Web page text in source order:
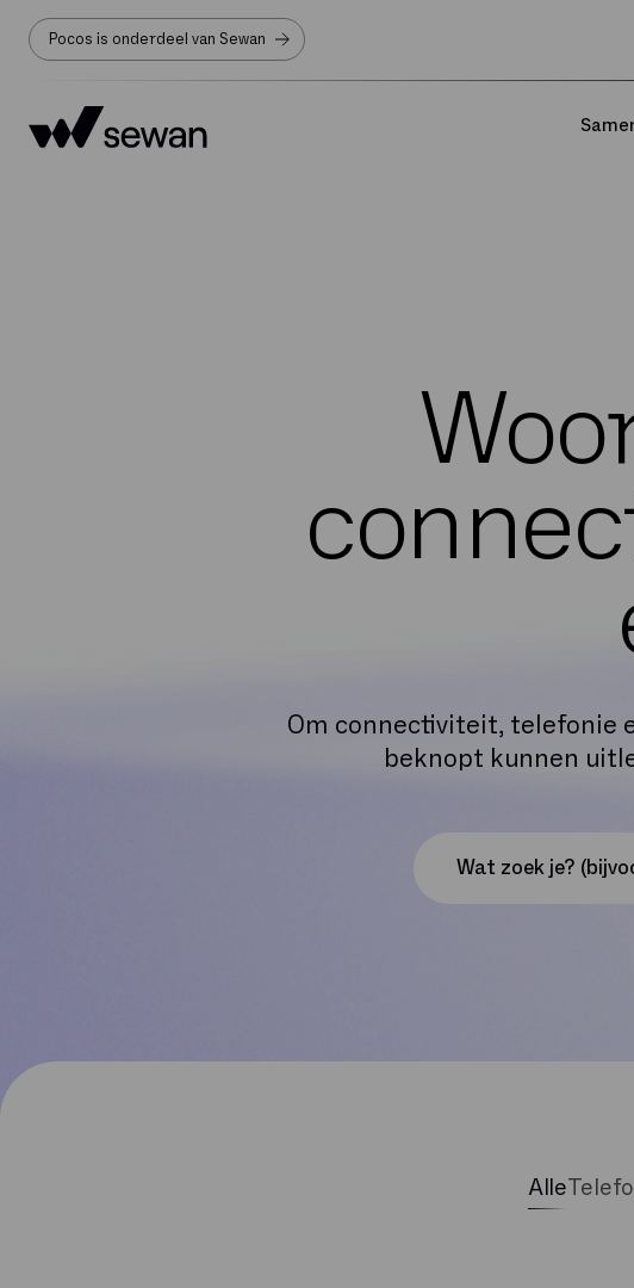
Pocos is onderdeel van Sewan
Om connectiviteit, telefonie
beknopt kunnen
Alle